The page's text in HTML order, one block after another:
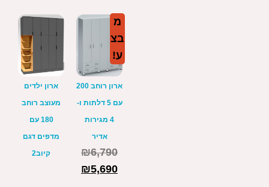
מ
בצ
ע!
ארון רוחב 200
עם 5 דלתות ו-
4 מגירות
אדיר
₪6,790
₪5,690
ארון ילדים
מעוצב רוחב
180 עם
מדפים דגם
קיוב2